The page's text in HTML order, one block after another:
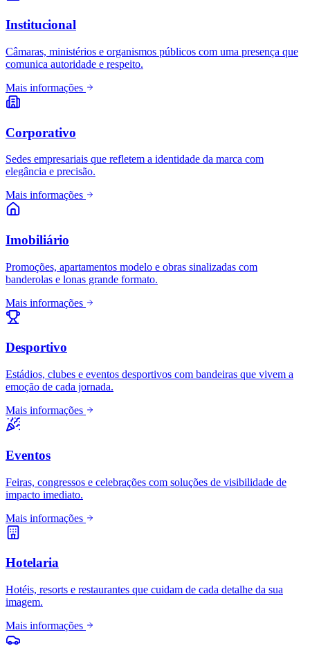
Institucional
Câmaras, ministérios e organismos públicos com uma presença que
comunica autoridade e respeito.
Mais informações
Corporativo
Sedes empresariais que refletem a identidade da marca com
elegância e precisão.
Mais informações
Imobiliário
Promoções, apartamentos modelo e obras sinalizadas com
banderolas e lonas grande formato.
Mais informações
Desportivo
Estádios, clubes e eventos desportivos com bandeiras que vivem a
emoção de cada jornada.
Mais informações
Eventos
Feiras, congressos e celebrações com soluções de visibilidade de
impacto imediato.
Mais informações
Hotelaria
Hotéis, resorts e restaurantes que cuidam de cada detalhe da sua
imagem.
Mais informações